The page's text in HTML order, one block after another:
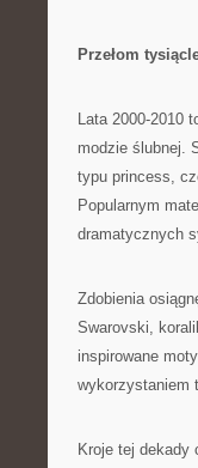
Przełom
Lata 2000-2010
modzie ślubnej.
typu princess,
Popularnym
dramatycznych
Zdobienia
Swarovski,
inspirowane
wykorzystaniem
Kroje tej dekady